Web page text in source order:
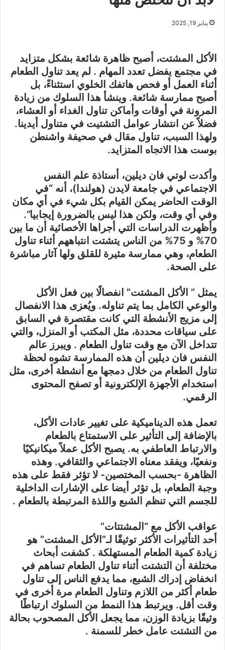
يناير 19, 2025
الأكل المشتت، أصبح ظاهرة شائعة بشكل متزايد
في مجتمع يفضل تعدد المهام . لم يعد تناول الطعام
أثناء العمل أو فحص هاتفك الخلوي استثناءً، بل
أصبح ممارسة شائعة. وينشأ هذا السلوك من زيادة
المرونة في أوقات وأماكن تناول الغداء أو العشاء،
فضلاً عن انتشار عوامل التشتيت في متناول أيدينا.
ولهذا السبب، تناول مقال في صحيفة واشنطن
بوست هذا الاتجاه المتزايد.
وأكدت لوتي فان ديلين، أستاذة علم النفس
الاجتماعي في جامعة لايدن (هولندا)، أنه “في
الوقت الحاضر يمكن القيام بكل شيء في أي مكان
وفي أي وقت، ولكن هذا ليس بالضرورة إيجابيا”.
وأظهرت الدراسات التي أجراها الأخصائية أن ما بين
70% و 75% من الناس يتشتت انتباههم أثناء تناول
الطعام، وهي ممارسة مثيرة للقلق ولها آثار مباشرة
على الصحة.
يمثل ” الأكل المشتت” انفصالًا بين فعل الأكل
والوعي الكامل بما يتم تناوله. ويُعزى هذا الانفصال
إلى مزيج الأنشطة التي كانت مقتصرة في السابق
على سياقات محددة، مثل المكتب أو المنزل، والتي
تتداخل الآن مع وقت تناول الطعام . ويبرز عالم
النفس فان ديلين أن هذه الممارسة تشوه لحظة
تناول الطعام من خلال دمجها مع أنشطة أخرى، مثل
استخدام الأجهزة الإلكترونية أو تصفح المحتوى
الرقمي.
تعمل هذه الديناميكية على تغيير عادات الأكل،
بالإضافة إلى التأثير على الاستمتاع بالطعام
والارتباط العاطفي به. يصبح الأكل عملاً ميكانيكيًا
ونفعيًا، ويفقد معناه الاجتماعي والثقافي. وهذه
الظاهرة -بحسب المختصين- لا تؤثر فقط على هذه
وجبة الطعام، بل تؤثر أيضا على الإشارات الداخلية
للجسم التي تنظم الشبع واللذة المرتبطة بالطعام .
عواقب الأكل مع “المشتتات”
أحد التأثيرات الأكثر توثيقًا لـ”الأكل المشتت” هو
زيادة كمية الطعام المستهلكة . كشفت أبحاث
مختلفة أن التشتت أثناء تناول الطعام تساهم في
انخفاض إدراك الشبع، مما يدفع الناس إلى تناول
طعام أكثر من اللازم وتناول الطعام مرة أخرى في
وقت أقل. ويرتبط هذا النمط من السلوك ارتباطًا
وثيقًا بزيادة الوزن، مما يجعل الأكل المصحوب بحالة
من التشتت عامل خطر للسمنة .